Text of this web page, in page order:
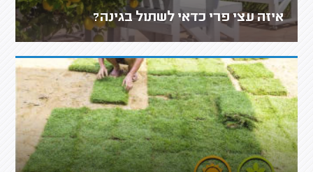
איזה עצי פרי כדאי לשתול בגינה?